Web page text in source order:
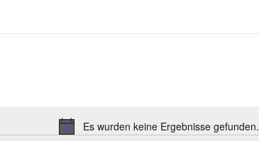
Hinweis
Es wurden keine Ergebnisse gefunden.